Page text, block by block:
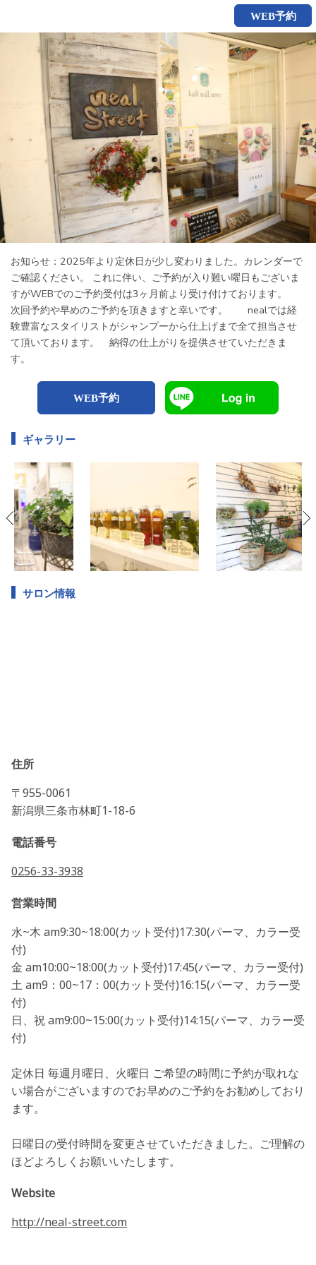
WEB予約
お知らせ：2025年より定休日が少し変わりました。カレンダーで
ご確認ください。 これに伴い、ご予約が入り難い曜日もございま
すがWEBでのご予約受付は3ヶ月前より受け付けております。
次回予約や早めのご予約を頂きますと幸いです。 nealでは経
験豊富なスタイリストがシャンプーから仕上げまで全て担当させ
て頂いております。 納得の仕上がりを提供させていただきま
す。
WEB予約
ギャラリー
サロン情報
住所
〒955-0061
新潟県三条市林町1-18-6
電話番号
0256-33-3938
営業時間
水~木 am9:30~18:00(カット受付)17:30(パーマ、カラー受
付)
金 am10:00~18:00(カット受付)17:45(パーマ、カラー受付)
土 am9：00~17：00(カット受付)16:15(パーマ、カラー受
付)
日、祝 am9:00~15:00(カット受付)14:15(パーマ、カラー受
付)
定休日 毎週月曜日、火曜日 ご希望の時間に予約が取れな
い場合がございますのでお早めのご予約をお勧めしており
ます。
日曜日の受付時間を変更させていただきました。ご理解の
ほどよろしくお願いいたします。
Website
http://neal-street.com